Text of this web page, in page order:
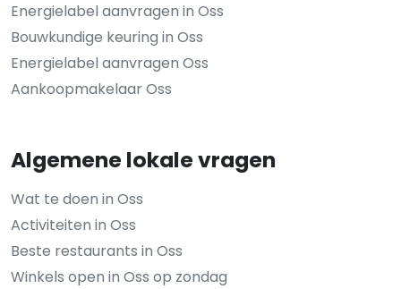
Energielabel aanvragen in Oss
Bouwkundige keuring in Oss
Energielabel aanvragen Oss
Aankoopmakelaar Oss
Algemene lokale vragen
Wat te doen in Oss
Activiteiten in Oss
Beste restaurants in Oss
Winkels open in Oss op zondag